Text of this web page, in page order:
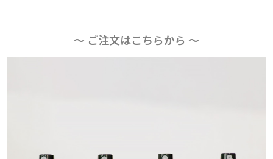
〜 ご注文はこちらから 〜